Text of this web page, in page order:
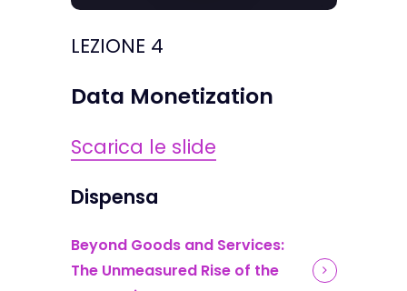
LEZIONE 4
Data Monetization
Scarica le slide
Dispensa
Beyond Goods and Services:
The Unmeasured Rise of the